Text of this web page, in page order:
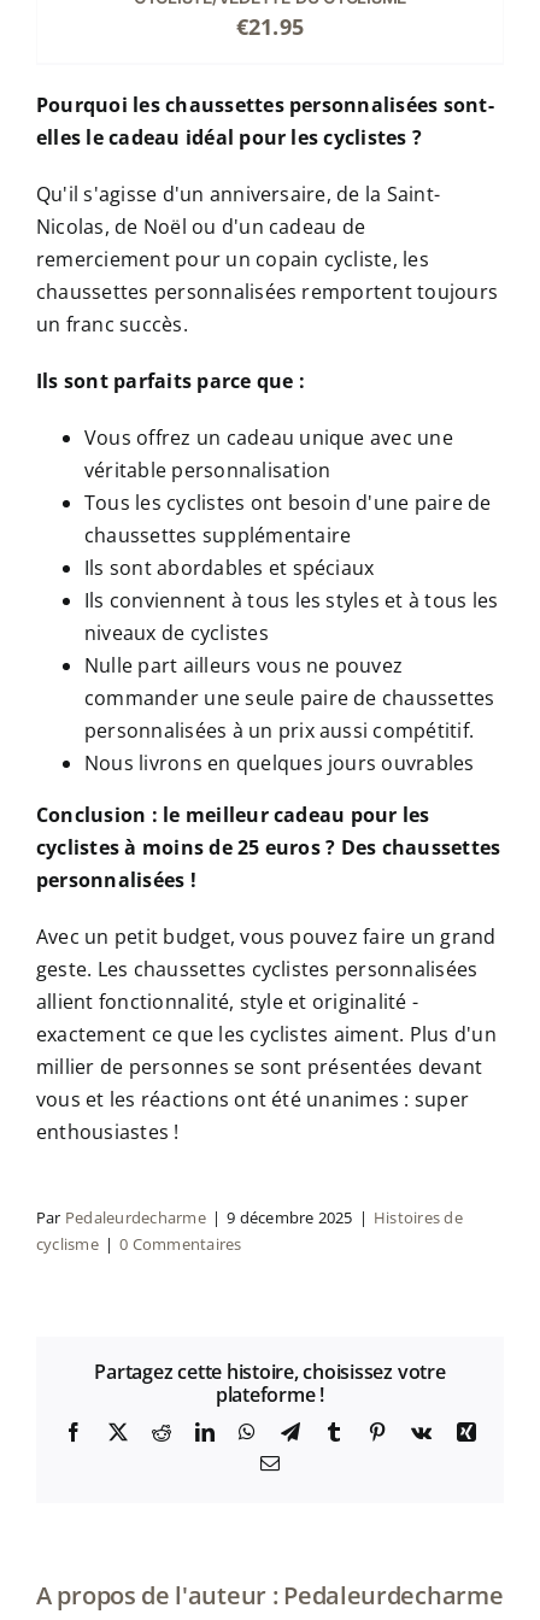
OPTIONS
PEUVENT
ÊTRE
SUR
LA
PAGE
DU
PRODUIT
€21.95
Pourquoi les chaussettes personnalisées sont-
elles le cadeau idéal pour les cyclistes ?
Qu'il s'agisse d'un anniversaire, de la Saint-
Nicolas, de Noël ou d'un cadeau de
remerciement pour un copain cycliste, les
chaussettes personnalisées remportent toujours
un franc succès.
Ils sont parfaits parce que :
Vous offrez un cadeau unique avec une
véritable personnalisation
Tous les cyclistes ont besoin d'une paire de
chaussettes supplémentaire
Ils sont abordables et spéciaux
Ils conviennent à tous les styles et à tous les
niveaux de cyclistes
Nulle part ailleurs vous ne pouvez
commander une seule paire de chaussettes
personnalisées à un prix aussi compétitif.
Nous livrons en quelques jours ouvrables
Conclusion : le meilleur cadeau pour les
cyclistes à moins de 25 euros ? Des chaussettes
personnalisées !
Avec un petit budget, vous pouvez faire un grand
geste. Les chaussettes cyclistes personnalisées
allient fonctionnalité, style et originalité -
exactement ce que les cyclistes aiment. Plus d'un
millier de personnes se sont présentées devant
vous et les réactions ont été unanimes : super
enthousiastes !
Par Pedaleurdecharme | 9 décembre 2025 | Histoires de
cyclisme | 0 Commentaires
Partagez cette histoire, choisissez votre
plateforme !
Facebook
X RedditLinkedInWhatsApp
Télégramme
Tumblr Pinterest
Vk
Xing
Courriel
A propos de l'auteur : Pedaleurdecharme